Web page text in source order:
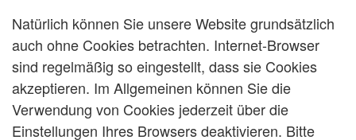
Natürlich können Sie unsere Website grundsätzlich
auch ohne Cookies betrachten. Internet-Browser
sind regelmäßig so eingestellt, dass sie Cookies
akzeptieren. Im Allgemeinen können Sie die
Verwendung von Cookies jederzeit über die
Einstellungen Ihres Browsers deaktivieren. Bitte